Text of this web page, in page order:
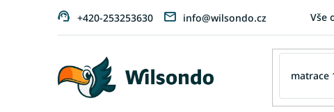
+420-253253630 info@wilsondo.cz Vše